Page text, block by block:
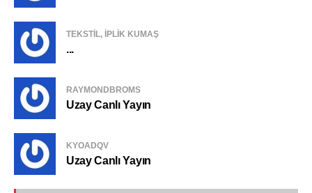
TEKSTIL, IPLIK KUMAŞ
...
RAYMONDBROMS
Uzay Canlı Yayın
KYOADQV
Uzay Canlı Yayın